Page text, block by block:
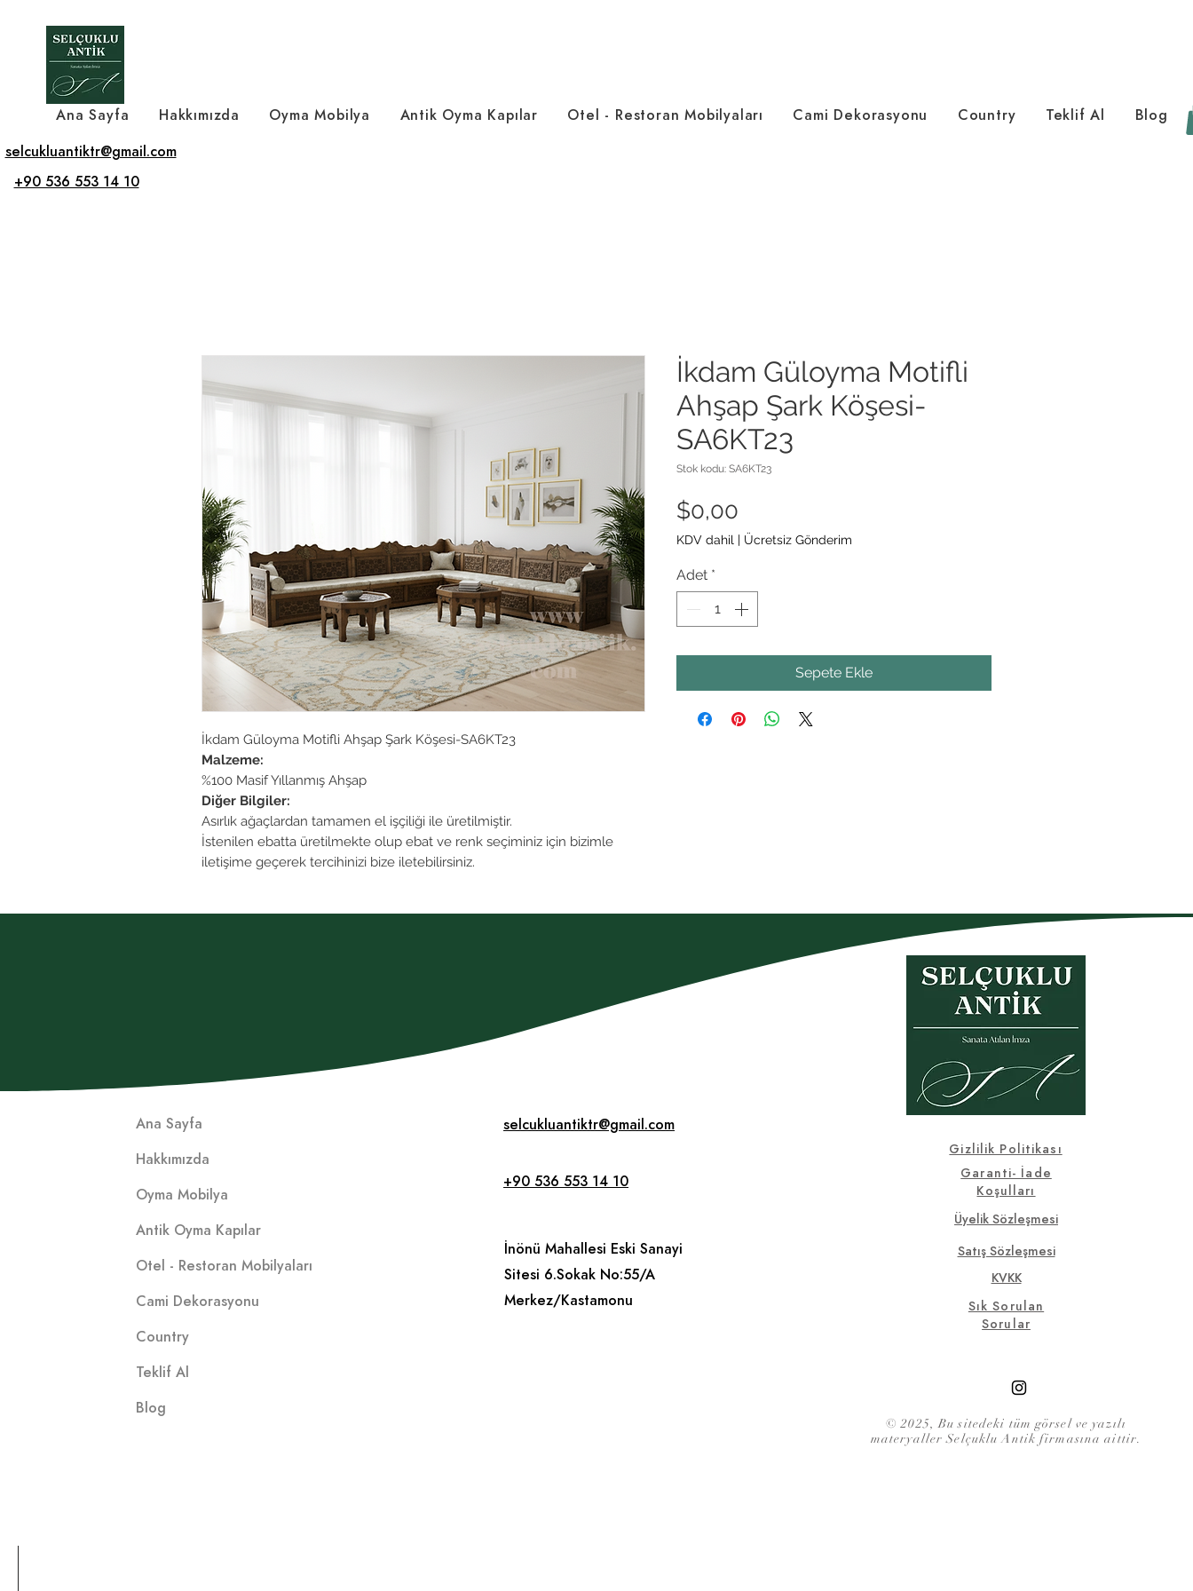
selcukluantiktr@gmail.com
+90 536 553 14 10
Ana Sayfa Hakkımızda Oyma Mobilya Antik Oyma Kapılar Otel - Restoran Mobilyaları Cami Dekorasyonu Country Teklif Al Blog
İkdam Güloyma Motifli Ahşap Şark Köşesi-SA6KT23
Malzeme:
%100 Masif Yıllanmış Ahşap
Diğer Bilgiler:
Asırlık ağaçlardan tamamen el işçiliği ile üretilmiştir.
İstenilen ebatta üretilmekte olup ebat ve renk seçiminiz için bizimle
iletişime geçerek tercihinizi bize iletebilirsiniz.
İkdam Güloyma Motifli
Ahşap Şark Köşesi-
SA6KT23
Stok kodu: SA6KT23
$0,00
KDV dahil | Ücretsiz Gönderim
Adet *
Sepete Ekle
Ana Sayfa
Hakkımızda
Oyma Mobilya
Antik Oyma Kapılar
Otel - Restoran Mobilyaları
Cami Dekorasyonu
Country
Teklif Al
Blog
selcukluantiktr@gmail.com
+90 536 553 14 10
İnönü Mahallesi Eski Sanayi
Sitesi 6.Sokak No:55/A
Merkez/Kastamonu
Gizlilik Politikası
Garanti- İade
Koşulları
Üyelik Sözleşmesi
Satış Sözleşmesi
KVKK
Sık Sorulan
Sorular
© 2025, Bu sitedeki tüm görsel ve yazılı
materyaller Selçuklu Antik firmasına aittir.